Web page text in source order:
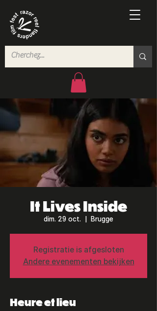
It Lives Inside
dim. 29 oct. Brugge
Registratie is afgesloten
Andere evenementen bekijken
Heure et lieu